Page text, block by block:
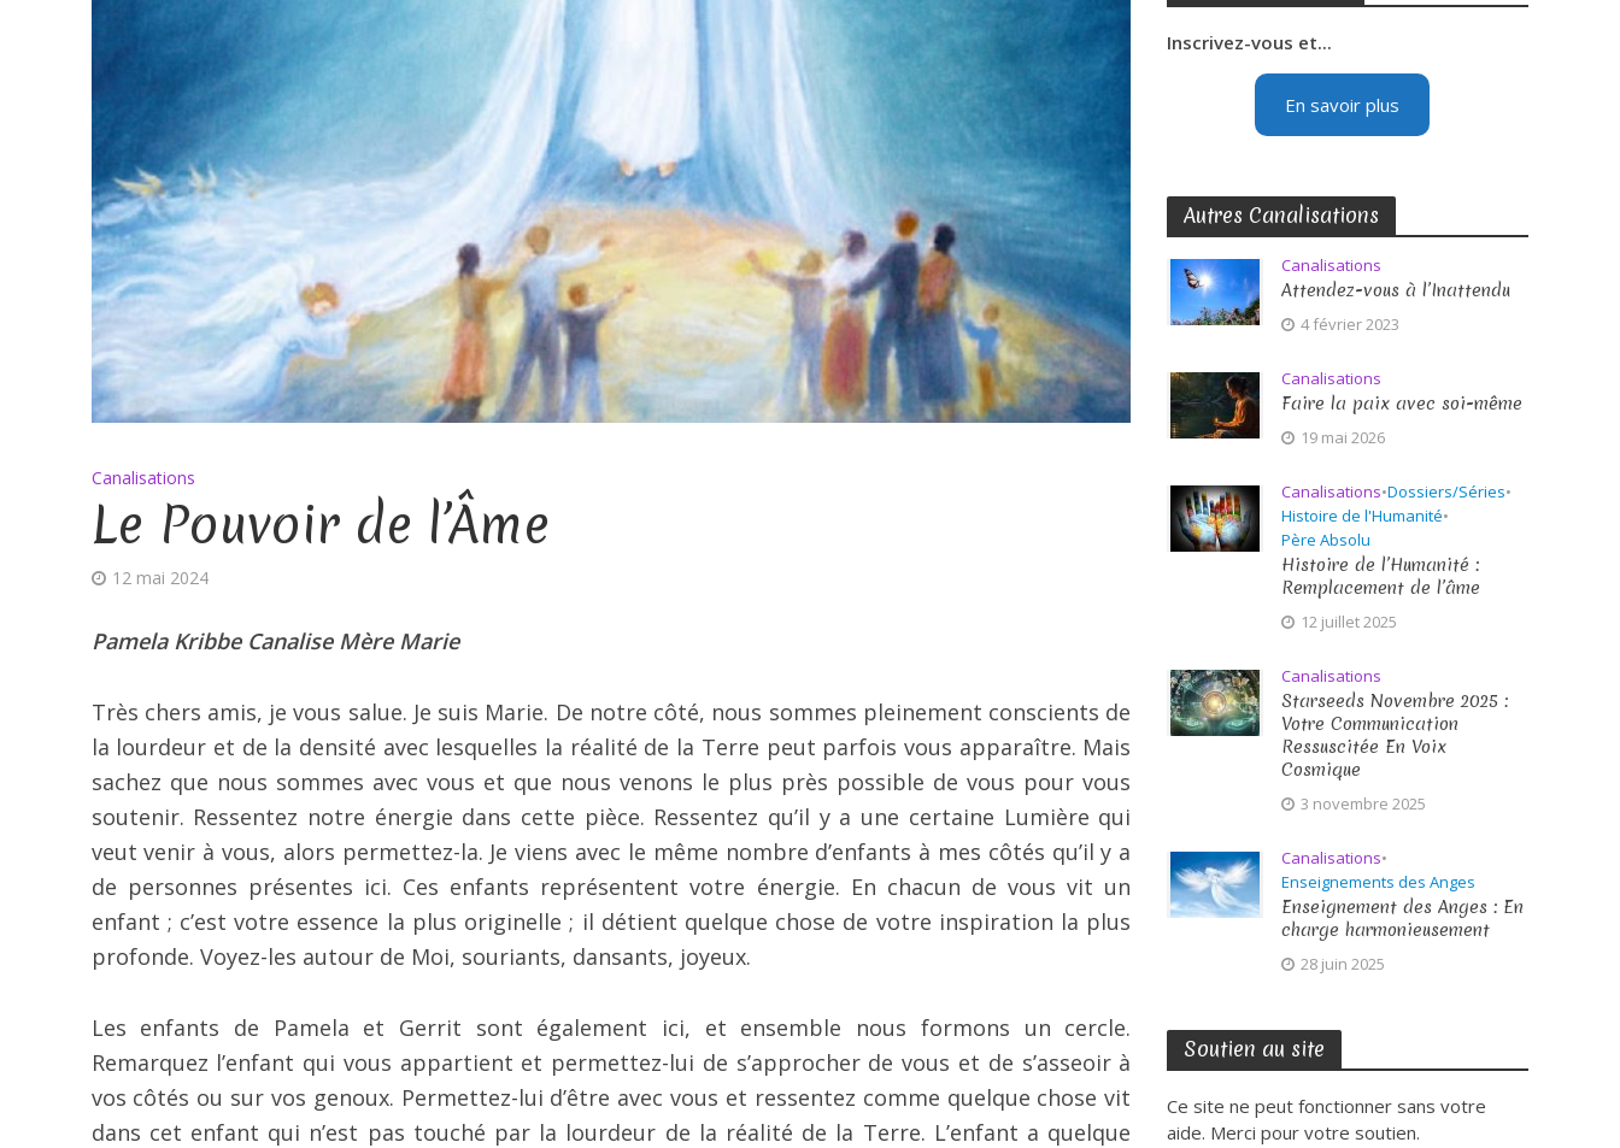
Canalisations
Le Pouvoir de l’Âme
12 mai 2024
Pamela Kribbe Canalise Mère Marie
Très chers amis, je vous salue. Je suis Marie. De notre côté, nous sommes pleinement conscients de
la lourdeur et de la densité avec lesquelles la réalité de la Terre peut parfois vous apparaître. Mais
sachez que nous sommes avec vous et que nous venons le plus près possible de vous pour vous
soutenir. Ressentez notre énergie dans cette pièce. Ressentez qu’il y a une certaine Lumière qui
veut venir à vous, alors permettez-la. Je viens avec le même nombre d’enfants à mes côtés qu’il y a
de personnes présentes ici. Ces enfants représentent votre énergie. En chacun de vous vit un
enfant ; c’est votre essence la plus originelle ; il détient quelque chose de votre inspiration la plus
profonde. Voyez-les autour de Moi, souriants, dansants, joyeux.
Les enfants de Pamela et Gerrit sont également ici, et ensemble nous formons un cercle.
Remarquez l’enfant qui vous appartient et permettez-lui de s’approcher de vous et de s’asseoir à
vos côtés ou sur vos genoux. Permettez-lui d’être avec vous et ressentez comme quelque chose vit
dans cet enfant qui n’est pas touché par la lourdeur de la réalité de la Terre. L’enfant a quelque
Inscrivez-vous et...
En savoir plus
Autres Canalisations
Canalisations
Attendez-vous à l’Inattendu
4 février 2023
Canalisations
Faire la paix avec soi-même
19 mai 2026
Canalisations•Dossiers/Séries•
Histoire de l'Humanité•
Père Absolu
Histoire de l’Humanité :
Remplacement de l’âme
12 juillet 2025
Canalisations
Starseeds Novembre 2025 :
Votre Communication
Ressuscitée En Voix
Cosmique
3 novembre 2025
Canalisations•
Enseignements des Anges
Enseignement des Anges : En
charge harmonieusement
28 juin 2025
Soutien au site
Ce site ne peut fonctionner sans votre
aide. Merci pour votre soutien.